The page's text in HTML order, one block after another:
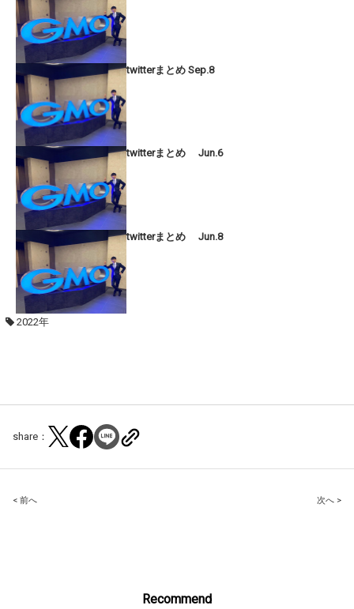
twitterまとめ Sep.8
twitterまとめ Jun.6
twitterまとめ Jun.8
2022年
share：
Post
< 前へ 次へ >
Recommend